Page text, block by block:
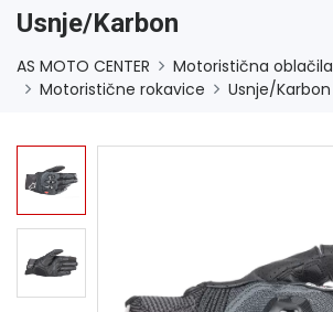
Usnje/Karbon
AS MOTO CENTER
Motoristična oblačila
Motoristične rokavice
Usnje/Karbon